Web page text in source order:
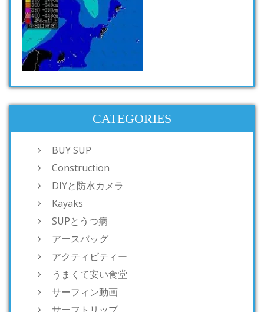
CATEGORIES
BUY SUP
Construction
DIYと防水カメラ
Kayaks
SUPとうつ病
アースバッグ
アクティビティー
うまくて安い食堂
サーフィン動画